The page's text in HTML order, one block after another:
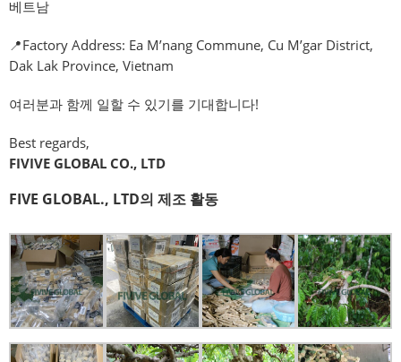
베트남
📍Factory Address: Ea M’nang Commune, Cu M’gar District,
Dak Lak Province, Vietnam
여러분과 함께 일할 수 있기를 기대합니다!
Best regards,
FIVIVE GLOBAL CO., LTD
FIVE GLOBAL., LTD의 제조 활동